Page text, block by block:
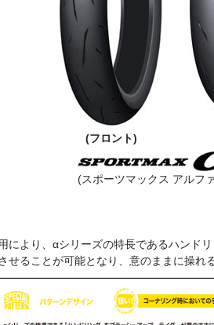
(フロント)
(スポーツマックス アルフ
より、αシリーズの特長であるハンド
せることが可能となり、意のままに操れ